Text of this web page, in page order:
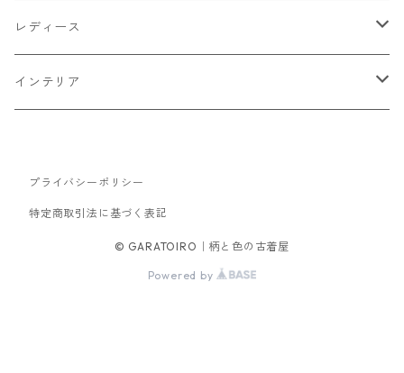
トップス
Tシャツ・カットソー
スウェット
ボトムス
ジャケット
バッグ
レディース
トップス
シャツ
スカート
アウター
インテリア
テレビ台
プライバシーポリシー
特定商取引法に基づく表記
© GARATOIRO｜柄と色の古着屋
Powered by